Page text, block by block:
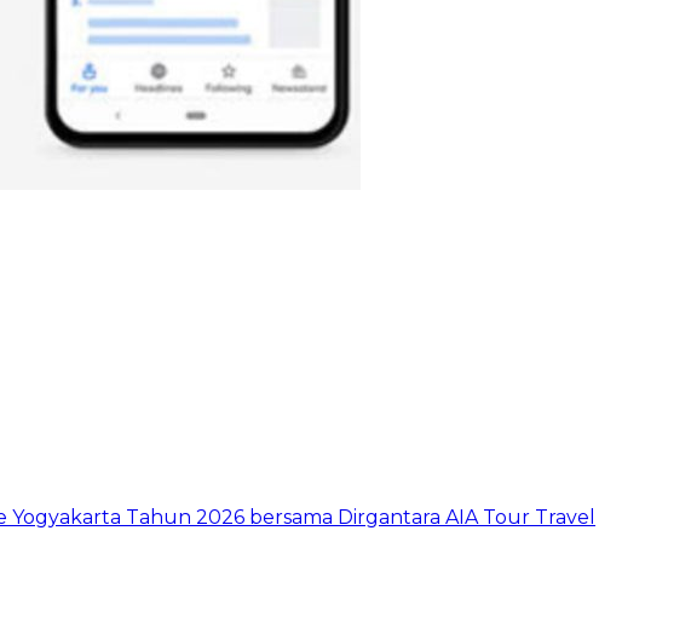
Tahun 2026 bersama Dirgantara AIA Tour Travel